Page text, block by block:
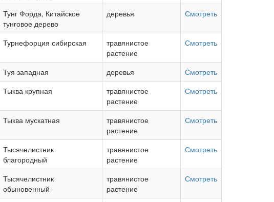
Тунг Форда, Китайское
тунговое дерево
деревья Смотреть
Турнефорция сибирская
травянистое
растение
Смотреть
Туя западная деревья
Смотреть
Тыква крупная
травянистое
растение
Смотреть
Тыква мускатная
травянистое
растение
Смотреть
Тысячелистник
благородный
травянистое
растение
Смотреть
Тысячелистник
обыновенный
травянистое
растение
Смотреть